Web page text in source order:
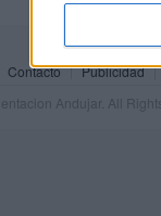
Contacto Publicidad
Andujar. All